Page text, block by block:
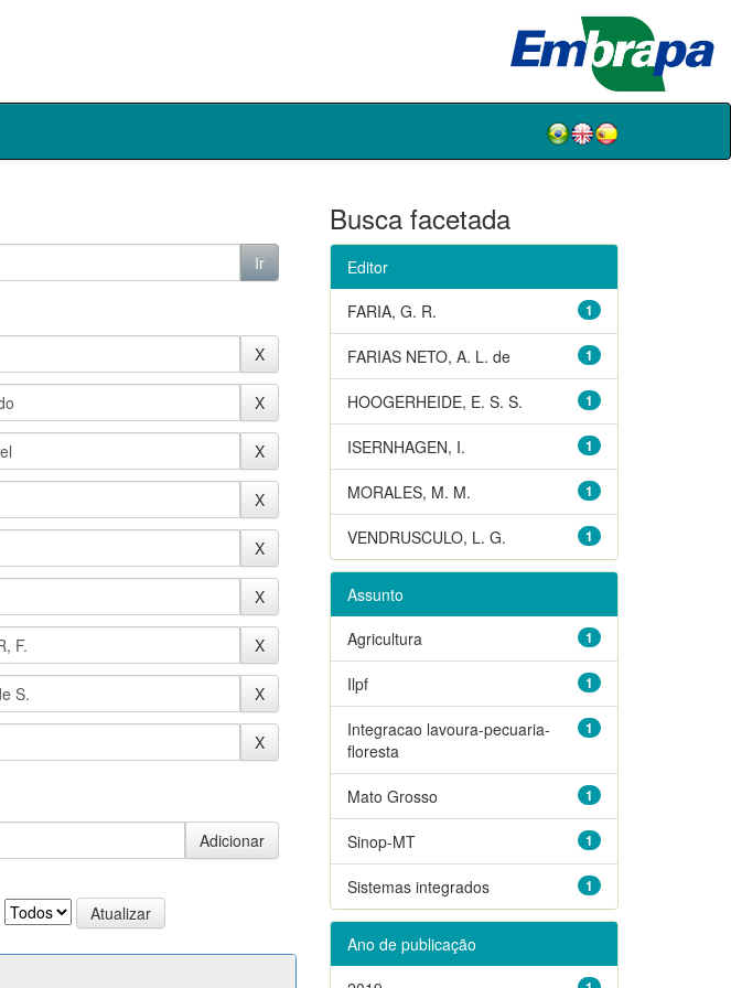
Busca facetada
Editor
1
FARIA, G. R.
1
FARIAS NETO, A. L. de
1
HOOGERHEIDE, E. S. S.
1
ISERNHAGEN, I.
1
MORALES, M. M.
1
VENDRUSCULO, L. G.
Assunto
1
Agricultura
1
Ilpf
1
Integracao lavoura-pecuaria-
floresta
1
Mato Grosso
1
Sinop-MT
1
Sistemas integrados
Ano de publicação